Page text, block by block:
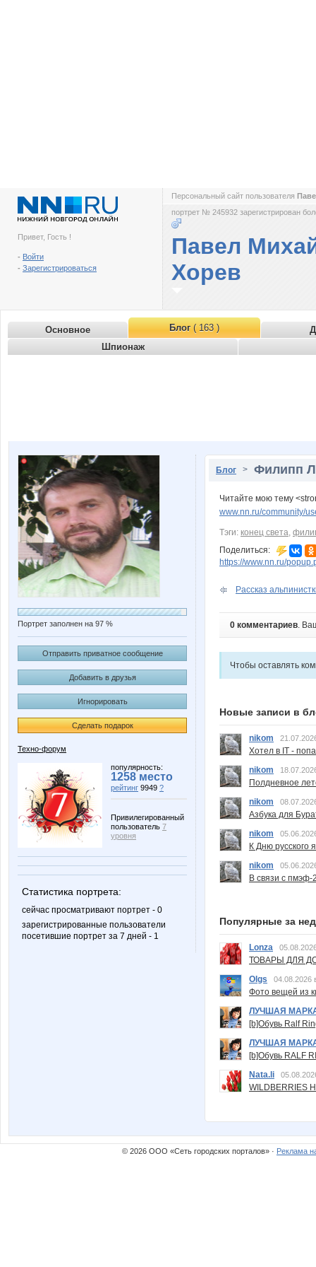
Привет, Гость !
- Войти
- Зарегистрироваться
Персональный сайт пользователя
портрет № 245932 зарегистрирован
Павел
Хорев
Основное Блог( 163 )
Шпионаж
Портрет заполнен на 97 %
Отправить приватное сообщение
Добавить в друзья
Игнорировать
Сделать подарок
Техно-форум
популярность:
1258 место
рейтинг 9949 ?
Привилегированный
пользователь 7
уровня
Статистика портрета:
сейчас просматривают портрет - 0
зарегистрированные пользователи
посетившие портрет за 7 дней - 1
Блог > Филипп
Читайте мою тему
www.nn.ru/community/
Тэги: конец света,
Поделиться:
https://www.nn.ru/
Рассказ
0 комментариев.
Чтобы оставлять
Новые записи в
nikom
Хотел в IT -
nikom
Полдневное
nikom
Азбука для
nikom
К Дню русского
nikom
В связи с пмэф-
Популярные за
Lonza
ТОВАРЫ ДЛЯ
Olgs
04.08.2026
Фото вещей из
ЛУЧШАЯ
[b]Обувь Ralf
ЛУЧШАЯ
[b]Обувь RALF
Nata.li
© 2026 ООО «Сеть городских порталов» · Реклама